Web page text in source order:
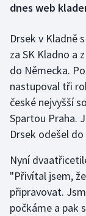
Futsal
Golf
Gymnastika
Házená
Jezdectví
Judo
dnes web
Drsek v Kladně
za SK Kladno a
do Německa.
nastupoval tři
české nejvyšší
Spartou Praha.
Drsek odešel do
Nyní
"Přivítal jsem,
připravovat.
počkáme a pak